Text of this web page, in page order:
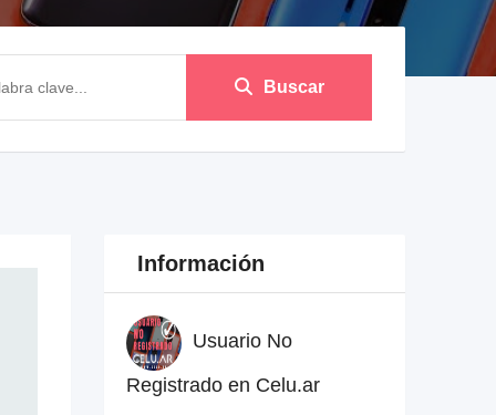
Buscar
Información
Usuario No
Registrado en Celu.ar